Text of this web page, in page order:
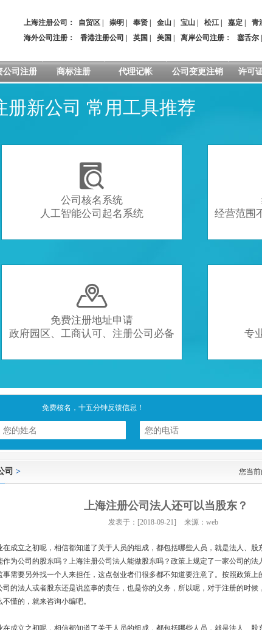
上海注册公司： 自贸区 崇明 奉贤 金山 宝山 松江 嘉定 青
海外公司注册：
香港注册公司 英国 美国 离岸公司注册 ： 塞舌尔
公司注册 商标注册 代理记帐 公司变更注销 许可
册新公司 常用工具推荐

公司核名系统
人工智能公司起名系统
经营范围

免费注册地址申请
政府园区、工商认可、注册公司必备
专
免费核名，十五分钟反馈信息！
司 > 您当前
上海注册公司法人还可以当股东？
发表于：[2018-09-21] 来源：web
在成立之初呢，相信都知道了关于人员的组成，都包括哪些人员，就是法人、股
作为公司的股东吗？上海注册公司法人能做股东吗？政策上规定了一家公司的法
事需要另外找一个人来担任，这点创业者们很多都不知道要注意了。按照政策上
司的法人或者股东还是说监事的责任，也是你的义务，所以呢，对于注册的时候
懂的，就来咨询小编吧。
立之初呢，相信都知道了关于人员的组成，都包括哪些人员，就是法人、股